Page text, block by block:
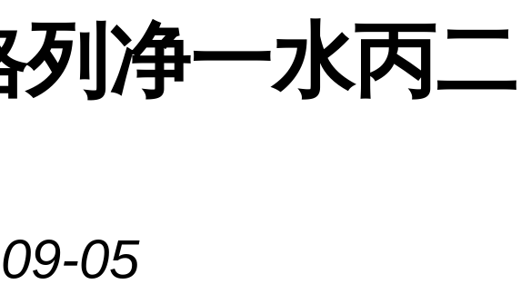
列净一水丙二
05